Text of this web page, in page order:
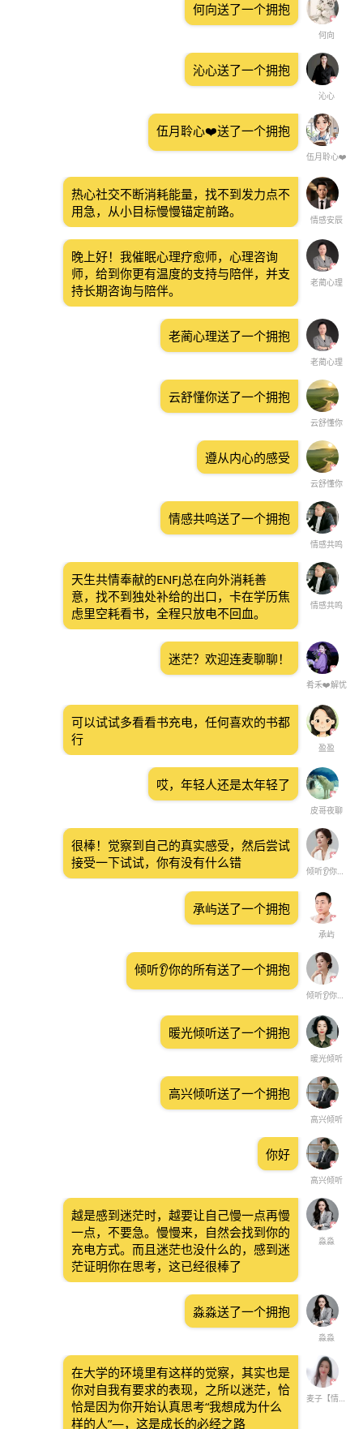
何向
何向送了一个拥抱
沁心
沁心送了一个拥抱
伍月聆心❤️
伍月聆心❤️送了一个拥抱
情感安辰
热心社交不断消耗能量，找不到发力点不
用急，从小目标慢慢锚定前路。
老蔺心理
晚上好！我催眠心理疗愈师，心理咨询
师，给到你更有温度的支持与陪伴，并支
持长期咨询与陪伴。
老蔺心理
老蔺心理送了一个拥抱
云舒懂你
云舒懂你送了一个拥抱
云舒懂你
遵从内心的感受
情感共鸣
情感共鸣送了一个拥抱
情感共鸣
天生共情奉献的ENFJ总在向外消耗善
意，找不到独处补给的出口，卡在学历焦
虑里空耗看书，全程只放电不回血。
肴禾❤️解忧
迷茫？欢迎连麦聊聊！
盈盈
可以试试多看看书充电，任何喜欢的书都
行
皮哥夜聊
哎，年轻人还是太年轻了
倾听👂你的所有
很棒！觉察到自己的真实感受，然后尝试
接受一下试试，你有没有什么错
承屿
承屿送了一个拥抱
倾听👂你的所有
倾听👂你的所有送了一个拥抱
暖光倾听
暖光倾听送了一个拥抱
高兴倾听
高兴倾听送了一个拥抱
高兴倾听
你好
淼淼
越是感到迷茫时，越要让自己慢一点再慢
一点，不要急。慢慢来，自然会找到你的
充电方式。而且迷茫也没什么的，感到迷
茫证明你在思考，这已经很棒了
淼淼
淼淼送了一个拥抱
麦子【情感情绪】
在大学的环境里有这样的觉察，其实也是
你对自我有要求的表现，之所以迷茫，恰
恰是因为你开始认真思考“我想成为什么
样的人”—，这是成长的必经之路